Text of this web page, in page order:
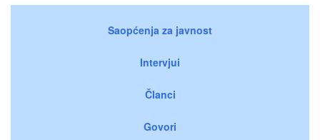
Saopćenja za javnost
Intervjui
Članci
Govori